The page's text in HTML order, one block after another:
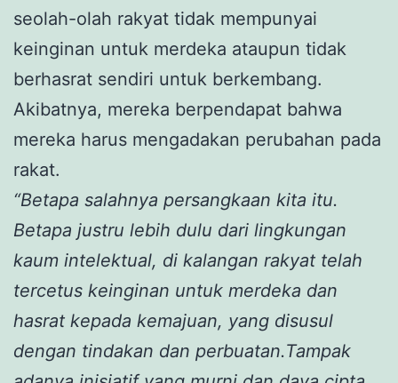
seolah-olah rakyat tidak mempunyai
keinginan untuk merdeka ataupun tidak
berhasrat sendiri untuk berkembang.
Akibatnya, mereka berpendapat bahwa
mereka harus mengadakan perubahan pada
rakat.
“Betapa salahnya persangkaan kita itu.
Betapa justru lebih dulu dari lingkungan
kaum intelektual, di kalangan rakyat telah
tercetus keinginan untuk merdeka dan
hasrat kepada kemajuan, yang disusul
dengan tindakan dan perbuatan.Tampak